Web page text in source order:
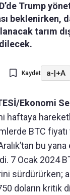
Trump
beklenirken,
tarım
Kaydet a-|+A
Ekonomi
haftaya
BTC
bu
7 Ocak 2024
sürdürürken;
doların kritik